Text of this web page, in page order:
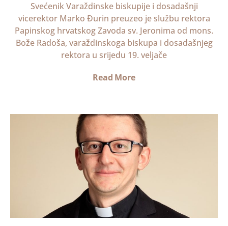
Svećenik Varaždinske biskupije i dosadašnji
vicerektor Marko Đurin preuzeo je službu rektora
Papinskog hrvatskog Zavoda sv. Jeronima od mons.
Bože Radoša, varaždinskoga biskupa i dosadašnjeg
rektora u srijedu 19. veljače
Read More